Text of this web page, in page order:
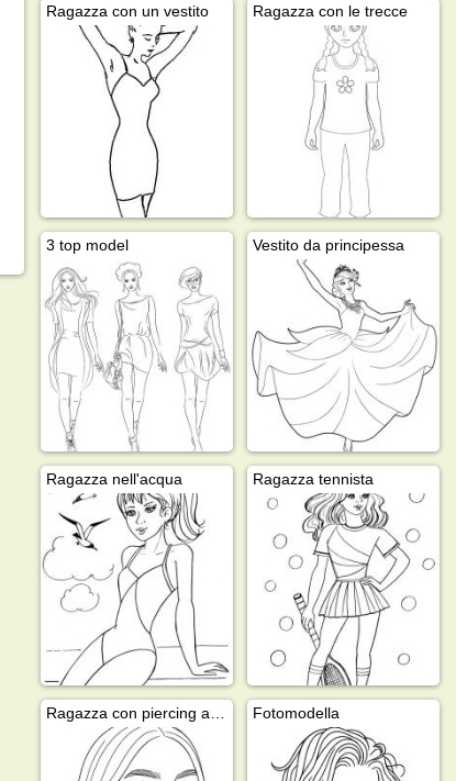
Ragazza con un vestito Ragazza con le trecce
3 top model Vestito da principessa
Ragazza nell'acqua Ragazza tennista
Fotomodella